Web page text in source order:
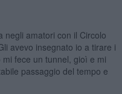
negli amatori con il Circolo
avevo insegnato io a tirare i
fece un tunnel, gioì e mi
passaggio del tempo e